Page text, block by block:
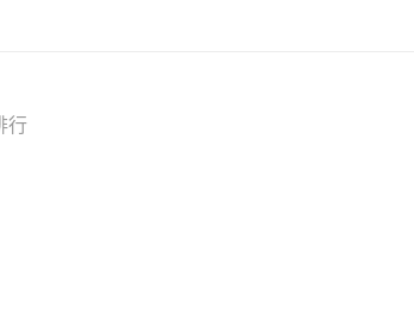
行